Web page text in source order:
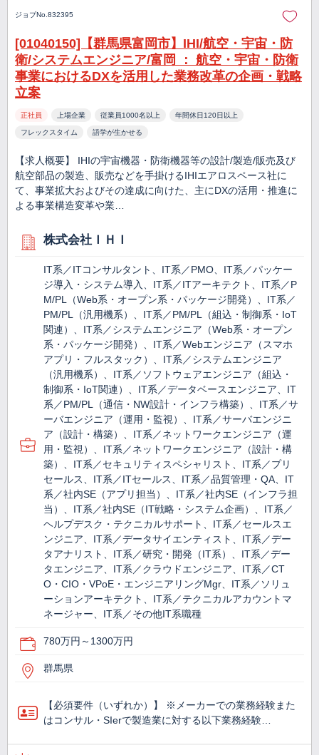
ジョブNo.832395
[01040150]【群馬県富岡市】IHI/航空・宇宙・防
衛/システムエンジニア/富岡 ： 航空・宇宙・防衛
事業におけるDXを活用した業務改革の企画・戦略
立案
正社員 上場企業 従業員1000名以上 年間休日120日以上
フレックスタイム 語学が生かせる
【求人概要】 IHIの宇宙機器・防衛機器等の設計/製造/販売及び
航空部品の製造、販売などを手掛けるIHIエアロスペース社に
て、事業拡大およびその達成に向けた、主にDXの活用・推進に
よる事業構造変革や業…
株式会社ＩＨＩ
IT系／ITコンサルタント、IT系／PMO、IT系／パッケー
ジ導入・システム導入、IT系／ITアーキテクト、IT系／P
M/PL（Web系・オープン系・パッケージ開発）、IT系／
PM/PL（汎用機系）、IT系／PM/PL（組込・制御系・IoT
関連）、IT系／システムエンジニア（Web系・オープン
系・パッケージ開発）、IT系／Webエンジニア（スマホ
アプリ・フルスタック）、IT系／システムエンジニア
（汎用機系）、IT系／ソフトウェアエンジニア（組込・
制御系・IoT関連）、IT系／データベースエンジニア、IT
系／PM/PL（通信・NW設計・インフラ構築）、IT系／サ
ーバエンジニア（運用・監視）、IT系／サーバエンジニ
ア（設計・構築）、IT系／ネットワークエンジニア（運
用・監視）、IT系／ネットワークエンジニア（設計・構
築）、IT系／セキュリティスペシャリスト、IT系／プリ
セールス、IT系／ITセールス、IT系／品質管理・QA、IT
系／社内SE（アプリ担当）、IT系／社内SE（インフラ担
当）、IT系／社内SE（IT戦略・システム企画）、IT系／
ヘルプデスク・テクニカルサポート、IT系／セールスエ
ンジニア、IT系／データサイエンティスト、IT系／デー
タアナリスト、IT系／研究・開発（IT系）、IT系／デー
タエンジニア、IT系／クラウドエンジニア、IT系／CT
O・CIO・VPoE・エンジニアリングMgr、IT系／ソリュ
ーションアーキテクト、IT系／テクニカルアカウントマ
ネージャー、IT系／その他IT系職種
780万円～1300万円
群馬県
【必須要件（いずれか）】 ※メーカーでの業務経験また
はコンサル・SIerで製造業に対する以下業務経験…